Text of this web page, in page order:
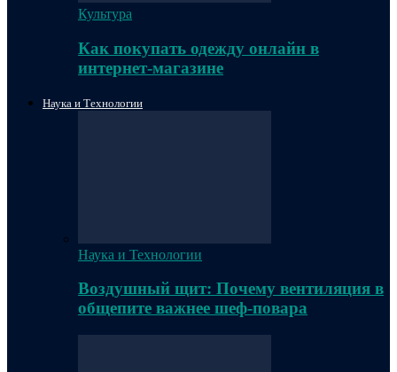
Культура
Как покупать одежду онлайн в
интернет-магазине
Наука и Технологии
Наука и Технологии
Воздушный щит: Почему вентиляция в
общепите важнее шеф-повара